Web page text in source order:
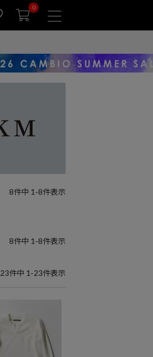
0
8件中 1 -8件表示
8件中 1 -8件表示
23件中 1 -23件表示